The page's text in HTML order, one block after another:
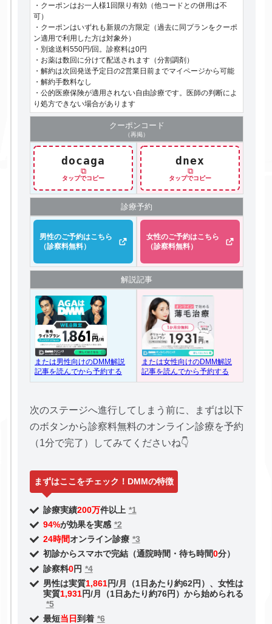
・クーポンはお一人様1回限り有効（他コードとの併用は不
可）
・クーポンはいずれも新規の方限定（過去に同プランをクーポ
ン適用で利用した方は対象外）
・別途送料550円/回。診察料は0円
・お薬は数回に分けて配送されます（分割調剤）
・解約は次回発送予定日の2営業日前までマイページから可能
・解約手数料なし
・公的医療保険が適用されない自由診療です。医師の判断によ
り処方できない場合があります
クーポン コード
（再掲）
docaga
⧉
タップでコピー
dnex
⧉
タップでコピー
診療予約
男性のご予約はこちら
（診察料無料）
女性のご予約はこちら
（診察料無料）
解説記事
または男性向けのDMM解説
記事を読んでから予約する
または女性向けのDMM解説
記事を読んでから予約する
次のステージへ進行してしまう前に、まずは以下
のボタンから診察料無料のオンライン診療を予約
（1分で完了）してみてくださいね👇
まずはここをチェック！DMMの特徴
診療実績200万件以上 *1
94%が効果を実感 *2
24時間オンライン診療 *3
初診からスマホで完結（通院時間・待ち時間0分）
診察料0円 *4
男性は実質1,861円/月（1日あたり約62円）、女性は
実質1,931円/月（1日あたり約76円）から始められる
*5
最短当日到着 *6